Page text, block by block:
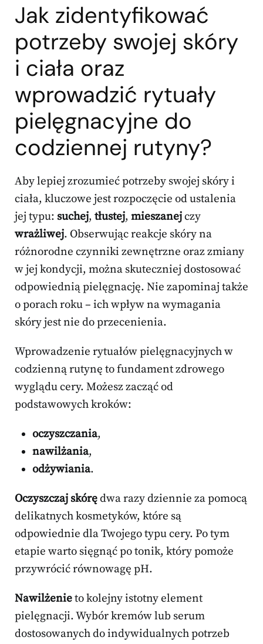
Jak zidentyfikować
potrzeby swojej skóry
i ciała oraz
wprowadzić rytuały
pielęgnacyjne do
codziennej rutyny?
Aby lepiej zrozumieć potrzeby swojej skóry i
ciała, kluczowe jest rozpoczęcie od ustalenia
jej typu: suchej, tłustej, mieszanejczy
wrażliwej. Obserwując reakcje skóry na
różnorodne czynniki zewnętrzne oraz zmiany
w jej kondycji, można skuteczniej dostosować
odpowiednią pielęgnację. Nie zapominaj także
o porach roku – ich wpływ na wymagania
skóry jest nie do przecenienia.
Wprowadzenie rytuałów pielęgnacyjnych w
codzienną rutynę to fundament zdrowego
wyglądu cery. Możesz zacząć od
podstawowych kroków:
oczyszczania,
nawilżania,
odżywiania.
Oczyszczaj skórędwa razy dziennie za pomocą
delikatnych kosmetyków, które są
odpowiednie dla Twojego typu cery. Po tym
etapie warto sięgnąć po tonik, który pomoże
przywrócić równowagę pH.
Nawilżenieto kolejny istotny element
pielęgnacji. Wybór kremów lub serum
dostosowanych do indywidualnych potrzeb